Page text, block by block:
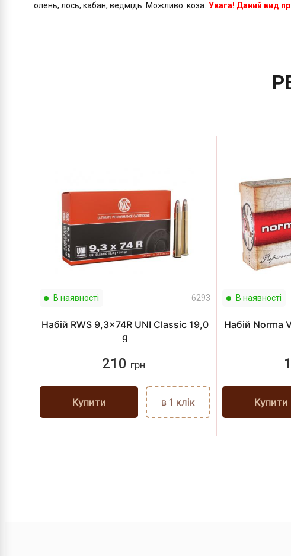
олень, лось, кабан, ведмідь. Можливо: коза. Увага! Даний вид
В наявності 6293
Набій RWS 9,3x74R UNI Classic 19,0
g
210 грн
Купити в 1 клік
В наявності
Набій Norma
Купити